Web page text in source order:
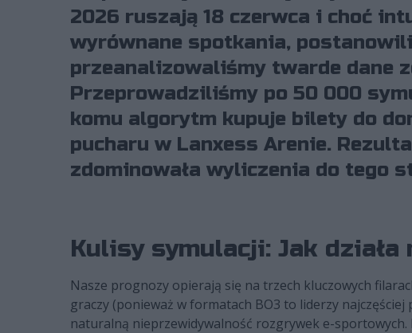
2026 ruszają 18 czerwca i choć
wyrównane spotkania,
przeanalizowaliśmy twarde dane
Przeprowadziliśmy po 50 000
komu algorytm kupuje bilety do
pucharu w Lanxess Arenie.
zdominowała wyliczenia do tego
Kulisy symulacji: Jak działa
Nasze prognozy opierają się na trzech kluczowych
graczy (ponieważ w formatach BO3 to liderzy
naturalną nieprzewidywalność rozgrywek e-